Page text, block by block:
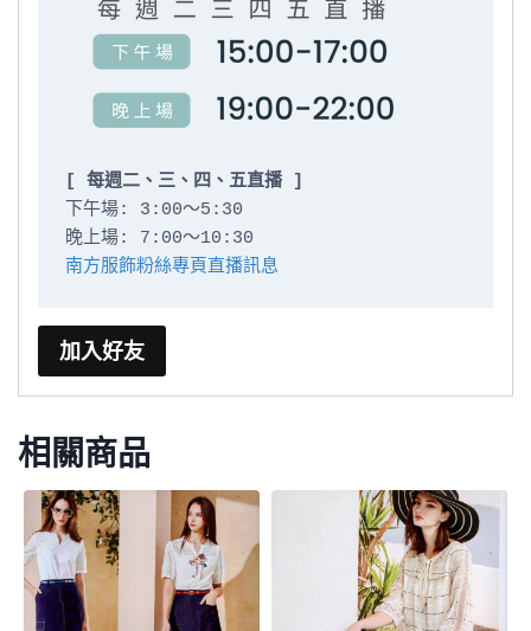
[ 每週二、三、四、五直播 ]
下午場: 3:00～5:30
南方服飾粉絲專頁直播訊息
加入好友
相關商品